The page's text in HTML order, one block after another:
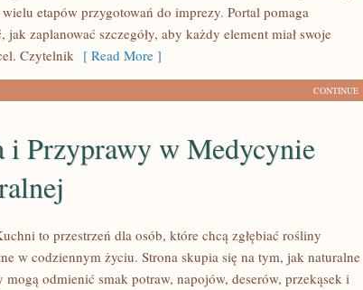
etapów przygotowań do imprezy. Portal pomaga
jak zaplanować szczegóły, aby każdy element miał swoje
Czytelnik [ Read More ]
CONTINUE
i Przyprawy w Medycynie
to przestrzeń dla osób, które chcą zgłębiać rośliny
w codziennym życiu. Strona skupia się na tym, jak naturalne
mogą odmienić smak potraw, napojów, deserów, przekąsek i